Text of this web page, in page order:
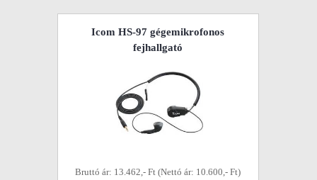
Icom HS-97 gégemikrofonos
fejhallgató
Bruttó ár: 13.462,- Ft (Nettó ár: 10.600,- Ft)